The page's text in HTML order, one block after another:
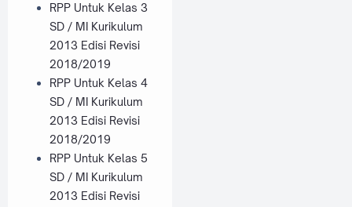
RPP Untuk Kelas 3
SD / MI Kurikulum
2013 Edisi Revisi
2018/2019
RPP Untuk Kelas 4
SD / MI Kurikulum
2013 Edisi Revisi
2018/2019
RPP Untuk Kelas 5
SD / MI Kurikulum
2013 Edisi Revisi